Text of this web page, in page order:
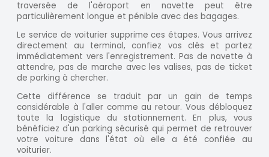
traversée de l'aéroport en navette peut être
particulièrement longue et pénible avec des bagages.
Le service de voiturier supprime ces étapes. Vous arrivez
directement au terminal, confiez vos clés et partez
immédiatement vers l'enregistrement. Pas de navette à
attendre, pas de marche avec les valises, pas de ticket
de parking à chercher.
Cette différence se traduit par un gain de temps
considérable à l'aller comme au retour. Vous débloquez
toute la logistique du stationnement. En plus, vous
bénéficiez d'un parking sécurisé qui permet de retrouver
votre voiture dans l'état où elle a été confiée au
voiturier.